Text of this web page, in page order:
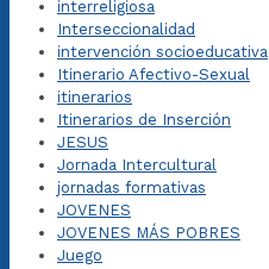
interreligiosa
Interseccionalidad
intervención socioeducativa
Itinerario Afectivo-Sexual
itinerarios
Itinerarios de Inserción
JESUS
Jornada Intercultural
jornadas formativas
JOVENES
JOVENES MÁS POBRES
Juego